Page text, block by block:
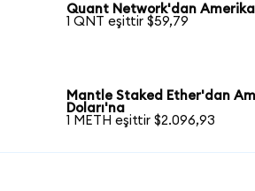
Quant Network'dan
1 QNT eşittir $59,79
Mantle Staked Ether'dan
Doları'na
1 METH eşittir $2.096,93